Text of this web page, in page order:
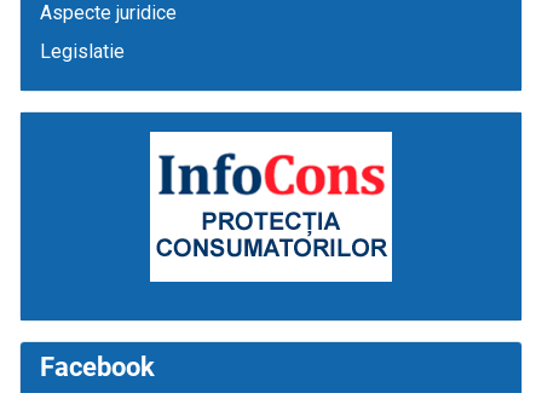
Aspecte juridice
Legislatie
Facebook